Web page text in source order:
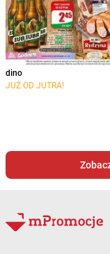
dino
JUŻ OD JUTRA!